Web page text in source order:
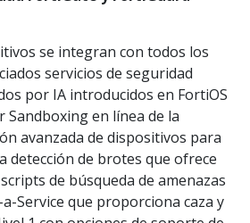
se integran con todos los
servicios de seguridad
por IA introducidos en FortiOS
Sandboxing en línea de la
avanzada de dispositivos para
detección de brotes que ofrece
de búsqueda de amenazas
Service que proporciona caza y